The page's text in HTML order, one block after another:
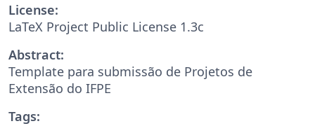
License:
LaTeX Project Public License 1.3c
Abstract:
Template para submissão de Projetos de
Extensão do IFPE
Tags: